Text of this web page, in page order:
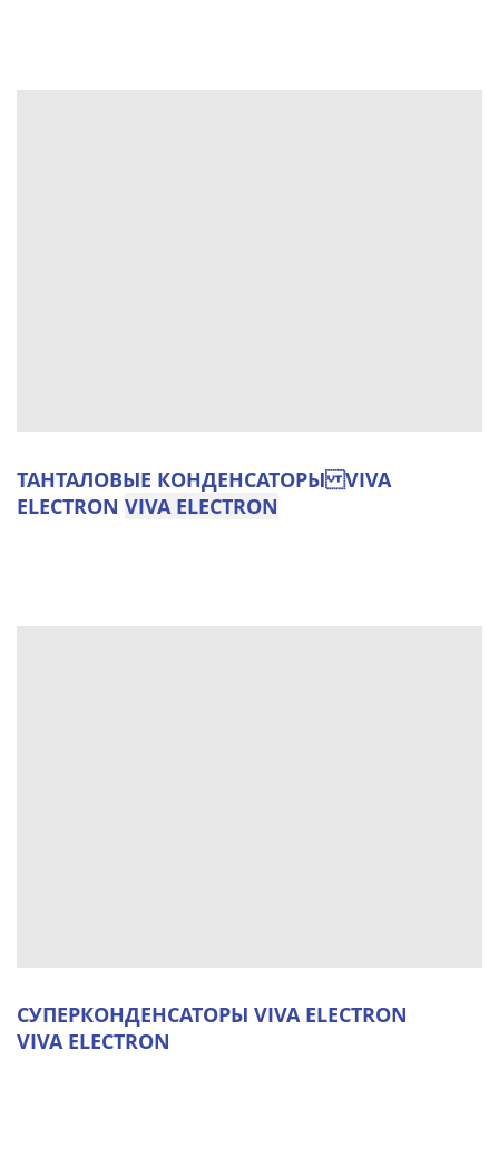
ТАНТАЛОВЫЕ КОНДЕНСАТОРЫ VIVA
ELECTRON VIVA ELECTRON
СУПЕРКОНДЕНСАТОРЫ VIVA ELECTRON
VIVA ELECTRON